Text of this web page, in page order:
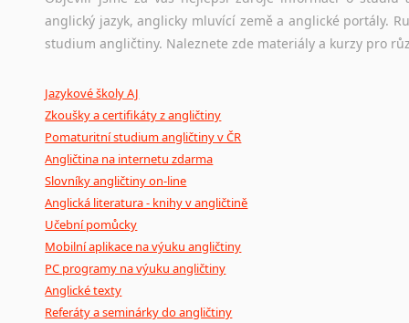
Ostatní pomůcky pro překladatele
poradny a pravidla
anglický jazyk, anglicky mluvící země a anglické portály.
studium angličtiny. Naleznete zde materiály a kurzy pro
Jazykové školy AJ
Zkoušky a certifikáty z angličtiny
Pomaturitní studium angličtiny v ČR
Angličtina na internetu zdarma
Slovníky angličtiny on-line
Anglická literatura - knihy v angličtině
Učební pomůcky
Mobilní aplikace na výuku angličtiny
PC programy na výuku angličtiny
Anglické texty
Referáty a seminárky do angličtiny